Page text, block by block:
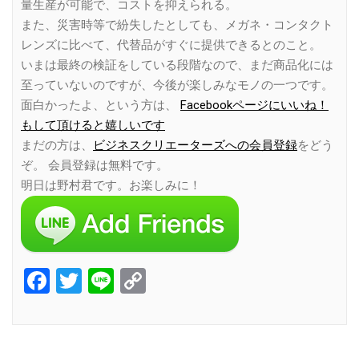
量生産が可能で、コストを抑えられる。
また、災害時等で紛失したとしても、メガネ・コンタクト
レンズに比べて、代替品がすぐに提供できるとのこと。
いまは最終の検証をしている段階なので、まだ商品化には
至っていないのですが、今後が楽しみなモノの一つです。
面白かったよ、という方は、 Facebookページにいいね！
もして頂けると嬉しいです
まだの方は、
ビジネスクリエーターズへの会員登録をどう
ぞ。 会員登録は無料です。
明日は野村君です。お楽しみに！
Facebook
Twitter
Line